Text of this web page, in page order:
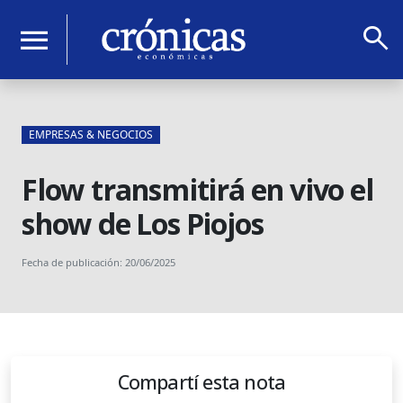
menu search
EMPRESAS & NEGOCIOS
Flow transmitirá en vivo el
show de Los Piojos
Fecha de publicación: 20/06/2025
Compartí esta nota